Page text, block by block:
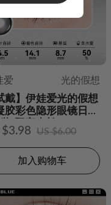
爱
光的假想
戴】伊娃爱光的假想
胶彩色隐形眼镜日抛
装-野蛮生长
$3.98 US $6.00
加入购物车